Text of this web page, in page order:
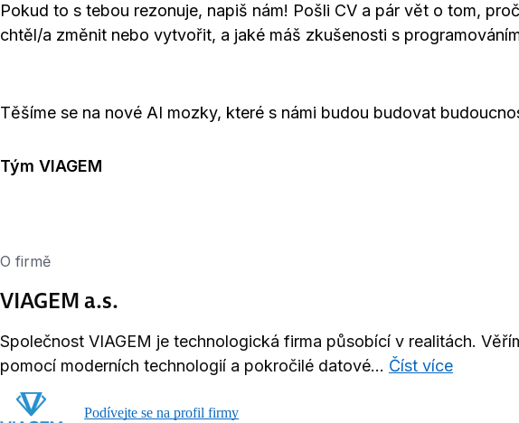
Pokud to s tebou rezonuje, napiš nám! Pošli CV a pár vět o tom,
chtěl/a změnit nebo vytvořit, a jaké máš zkušenosti s
Těšíme se na nové AI mozky, které s námi budou budovat
Tým VIAGEM
O firmě
VIAGEM a.s.
Společnost VIAGEM je technologická firma působící v realitách.
pomocí moderních technologií a pokročilé datové... Číst více
Podívejte se na profil firmy